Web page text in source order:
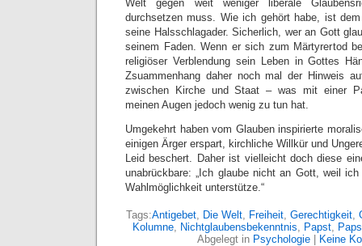
Welt gegen weit weniger liberale
durchsetzen muss. Wie ich gehört habe, ist
seine Halsschlagader. Sicherlich, wer an Gott
seinem Faden. Wenn er sich zum Märtyrertod
religiöser Verblendung sein Leben in Gottes
Zsuammenhang daher noch mal der Hinweis
zwischen Kirche und Staat – was mit einer
meinen Augen jedoch wenig zu tun hat.
Umgekehrt haben vom Glauben inspirierte
einigen Ärger erspart, kirchliche Willkür und
Leid beschert. Daher ist vielleicht doch diese
unabrückbare: „Ich glaube nicht an Gott, weil
Wahlmöglichkeit unterstütze.“
Tags:Antigebet, Die Welt, Freiheit, Gerechtigkeit,
Kolumne, Nichtglaubensbekenntnis, Papst,
Abgelegt in Psychologie| Keine